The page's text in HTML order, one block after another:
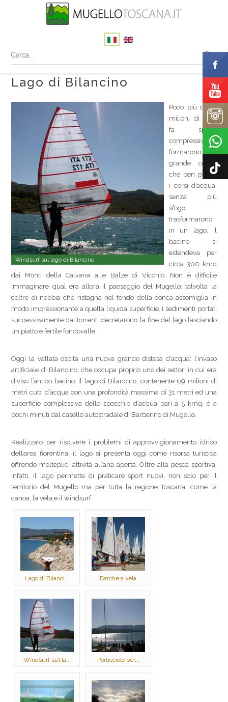
Lago di Bilancino
Windsurf sul lago di Bilancino
Poco più di 10
milioni di anni
fa spinte
compressive
formarono una
grande conca
che ben presto
i corsi d’acqua,
senza più
sfogo,
trasformarono
in un lago. Il
bacino si
estendeva per
circa 300 kmq
dai Monti della Calvana alle Balze di Vicchio. Non è difficile
immaginare qual era allora il paesaggio del Mugello: talvolta la
coltre di nebbia che ristagna nel fondo della conca assomiglia in
modo impressionante a quella liquida superficie. I sedimenti portati
successivamente dai torrenti decretarono la fine del lago lasciando
un piatto e fertile fondovalle.
Oggi la vallata ospita una nuova grande distesa d’acqua: l’invaso
artificiale di Bilancino, che occupa proprio uno dei settori in cui era
diviso l’antico bacino. Il lago di Bilancino, contenente 69 milioni di
metri cubi d’acqua con una profondità massima di 31 metri ed una
superficie complessiva dello specchio d’acqua pari a 5 kmq, è a
pochi minuti dal casello autostradale di Barberino di Mugello.
Realizzato per risolvere i problemi di approvvigionamento idrico
dell’area fiorentina, il lago si presenta oggi come risorsa turistica
offrendo molteplici attività all’aria aperta. Oltre alla pesca sportiva,
infatti, il lago permette di praticare sport nuovi, non solo per il
territorio del Mugello ma per tutta la regione Toscana, come la
canoa, la vela e il windsurf.
Lago di Bilanci... Barche a vela
Windsurf sul la... Porticciolo per...